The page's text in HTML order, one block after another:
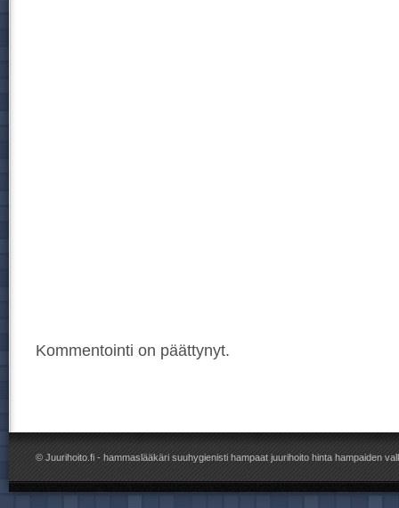
Kommentointi on päättynyt.
© Juurihoito.fi - hammaslääkäri suuhygienisti hampaat juurihoito hinta hampaiden